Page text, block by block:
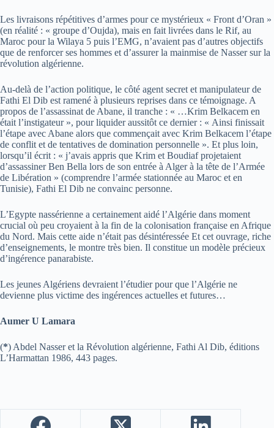
Les livraisons répétitives d’armes pour ce mystérieux « Front d’Oran »
(en réalité : « groupe d’Oujda), mais en fait livrées dans le Rif, au
Maroc pour la Wilaya 5 puis l’EMG, n’avaient pas d’autres objectifs
que de renforcer ses hommes et d’assurer la mainmise de Nasser sur la
révolution algérienne.
Au-delà de l’action politique, le côté agent secret et manipulateur de
Fathi El Dib est ramené à plusieurs reprises dans ce témoignage. A
propos de l’assassinat de Abane, il tranche : « …Krim Belkacem en
était l’instigateur », pour liquider aussitôt ce dernier : « Ainsi finissait
l’étape avec Abane alors que commençait avec Krim Belkacem l’étape
de conflit et de tentatives de domination personnelle ». Et plus loin,
lorsqu’il écrit : « j’avais appris que Krim et Boudiaf projetaient
d’assassiner Ben Bella lors de son entrée à Alger à la tête de l’Armée
de Libération » (comprendre l’armée stationnée au Maroc et en
Tunisie), Fathi El Dib ne convainc personne.
L’Egypte nassérienne a certainement aidé l’Algérie dans moment
crucial où peu croyaient à la fin de la colonisation française en Afrique
du Nord. Mais cette aide n’était pas désintéressée Et cet ouvrage, riche
d’enseignements, le montre très bien. Il constitue un modèle précieux
d’ingérence panarabiste.
Les jeunes Algériens devraient l’étudier pour que l’Algérie ne
devienne plus victime des ingérences actuelles et futures…
Aumer U Lamara
(*) Abdel Nasser et la Révolution algérienne, Fathi Al Dib, éditions
L’Harmattan 1986, 443 pages.